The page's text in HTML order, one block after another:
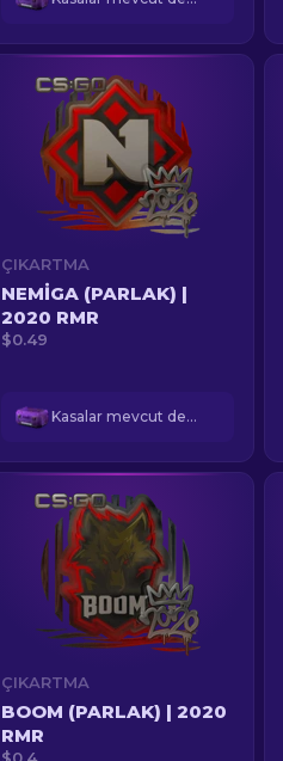
ÇIKARTMA
NEMIGA (PARLAK) |
2020 RMR
$0.49
Kasalar mevcut değil
ÇIKARTMA
BOOM (PARLAK) | 2020
RMR